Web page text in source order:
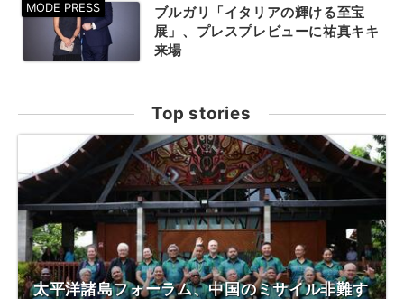
ブルガリ「イタリアの輝ける至宝
展」、プレスプレビューに祐真キキ
来場
Top stories
太平洋諸島フォーラム、中国のミサイル非難す